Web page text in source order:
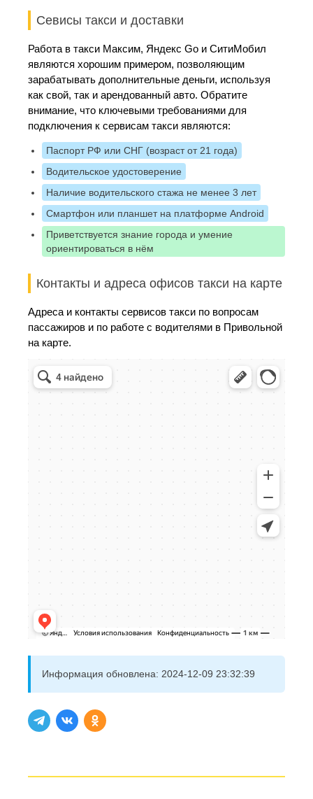
Севисы такси и доставки
Работа в такси Максим, Яндекс Go и СитиМобил
являются хорошим примером, позволяющим
зарабатывать дополнительные деньги, используя
как свой, так и арендованный авто. Обратите
внимание, что ключевыми требованиями для
подключения к сервисам такси являются:
Паспорт РФ или СНГ (возраст от 21 года)
Водительское удостоверение
Наличие водительского стажа не менее 3 лет
Смартфон или планшет на платформе Android
Приветствуется знание города и умение
ориентироваться в нём
Контакты и адреса офисов такси на карте
Адреса и контакты сервисов такси по вопросам
пассажиров и по работе с водителями в Привольной
на карте.
Информация обновлена: 2024-12-09 23:32:39